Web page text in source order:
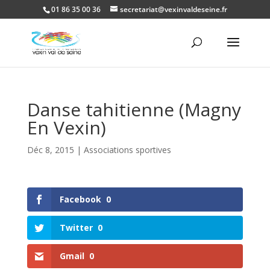
01 86 35 00 36 secretariat@vexinvaldeseine.fr
Danse tahitienne (Magny
En Vexin)
Déc 8, 2015 | Associations sportives
Facebook 0
Twitter 0
Gmail 0